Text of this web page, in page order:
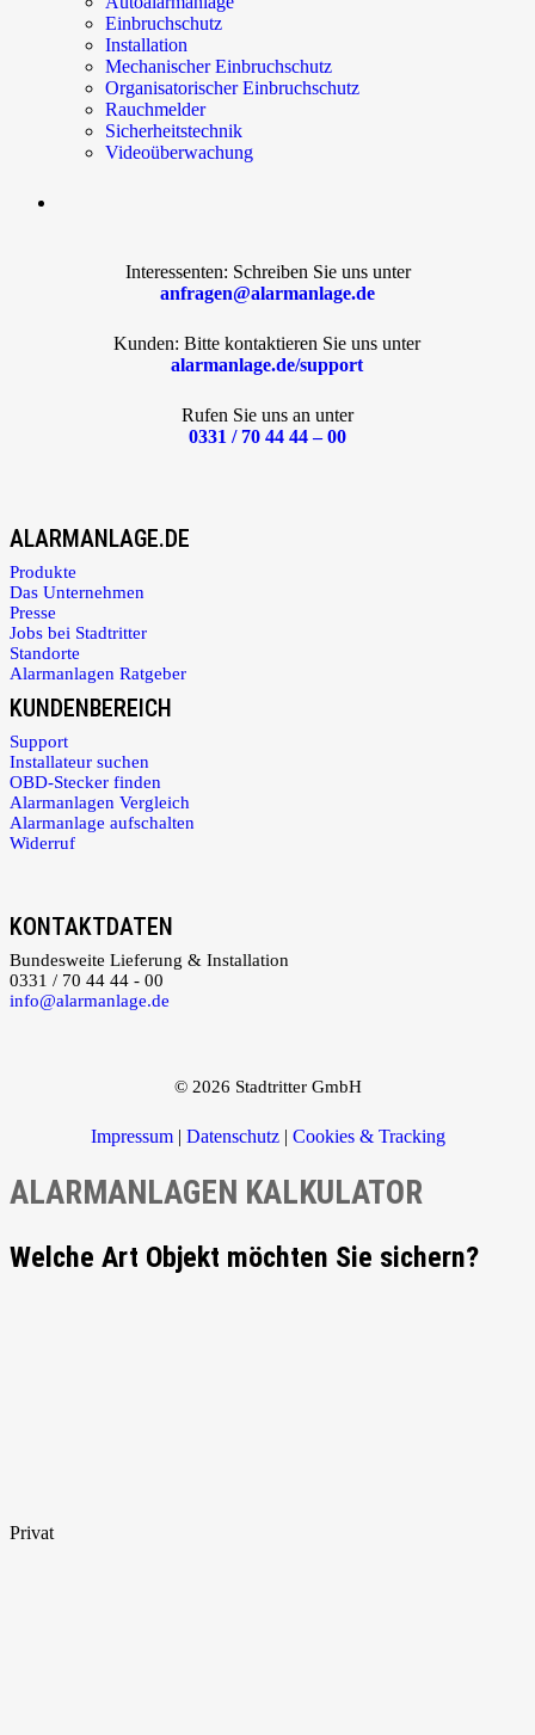
Einbruchschutz
Installation
Mechanischer Einbruchschutz
Organisatorischer Einbruchschutz
Rauchmelder
Sicherheitstechnik
Videoüberwachung
Interessenten: Schreiben Sie uns unter
anfragen@alarmanlage.de
Kunden: Bitte kontaktieren Sie uns unter
alarmanlage.de/support
Rufen Sie uns an unter
0331 / 70 44 44 – 00
ALARMANLAGE.DE
Produkte
Das Unternehmen
Presse
Jobs bei Stadtritter
Standorte
Alarmanlagen Ratgeber
KUNDENBEREICH
Support
Installateur suchen
OBD-Stecker finden
Alarmanlagen Vergleich
Alarmanlage aufschalten
Widerruf
KONTAKTDATEN
Bundesweite Lieferung & Installation
0331 / 70 44 44 - 00
info@alarmanlage.de
© 2026 Stadtritter GmbH
Impressum| Datenschutz| Cookies & Tracking
ALARMANLAGEN KALKULATOR
Welche Art Objekt möchten Sie sichern?
Privat